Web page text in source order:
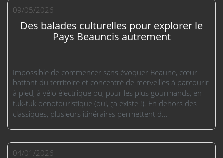
09/05/2026
Des balades culturelles pour explorer le
Pays Beaunois autrement
Impossible de commencer sans évoquer Beaune, cœur
battant du territoire et concentré de merveilles à parcourir
à pied, à vélo électrique ou, pour les plus gourmands, en
tuk-tuk oenotouristique (oui, ça existe !). En dehors des
classiques, plusieurs itinéraires permettent d...
04/01/2026